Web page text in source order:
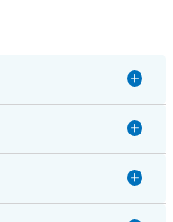
整脈疾患内科